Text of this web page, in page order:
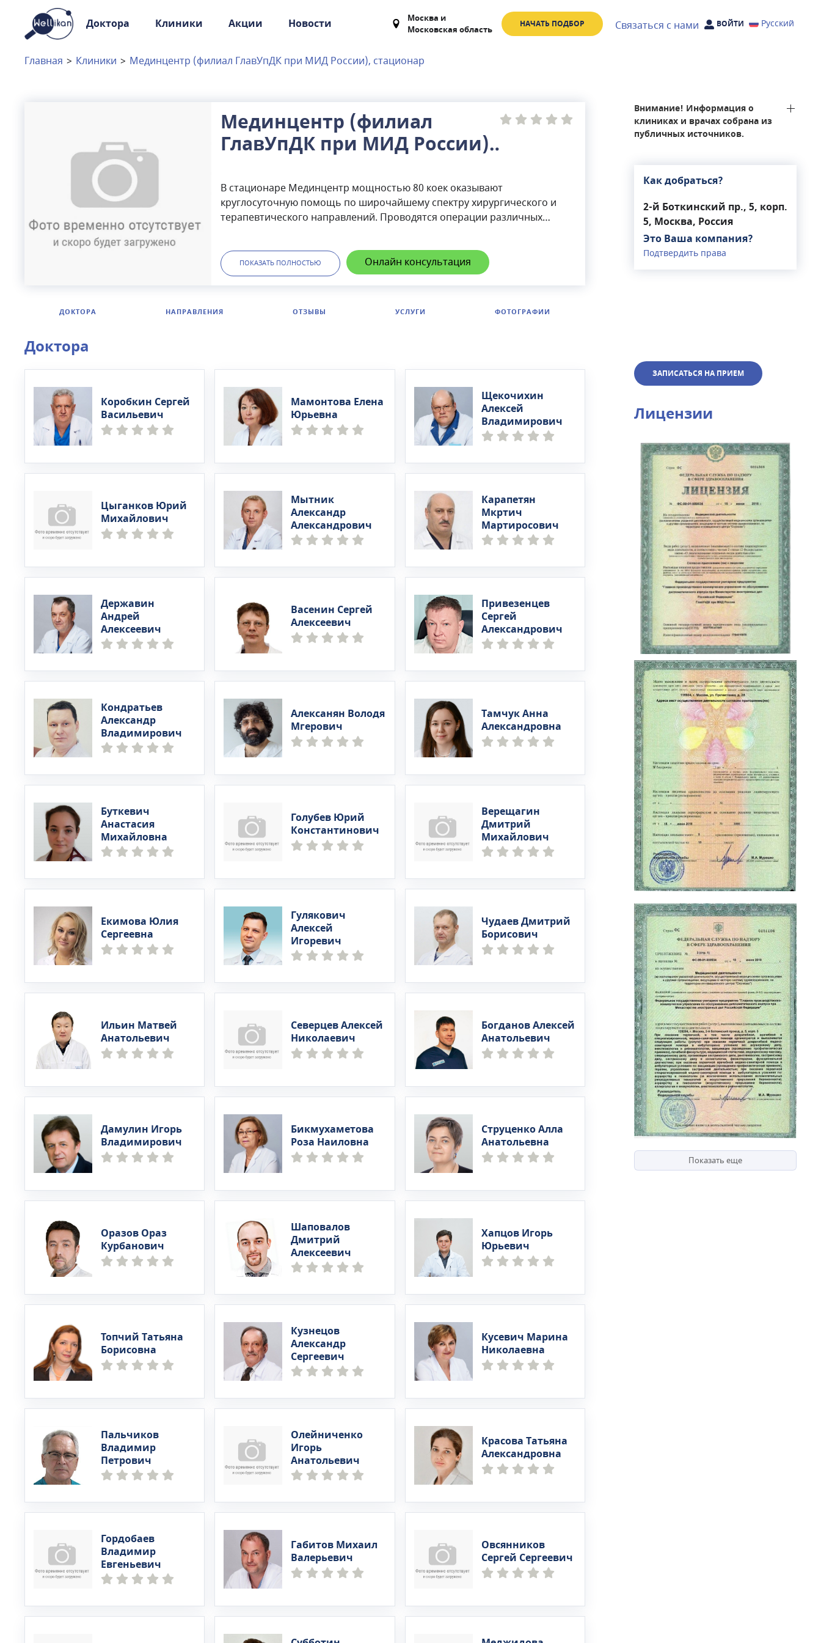
Доктора Клиники Акции Новости Москва и
Московская область
НАЧАТЬ ПОДБОР Связаться с нами ВОЙТИ Русский
Доктора
Клиники
Московская область
Главная > Клиники > Мединцентр (филиал ГлавУпДК при МИД России), стационар
Мединцентр (филиал
ГлавУпДК при МИД России),
В стационаре Мединцентр мощностью 80 коек оказывают
круглосуточную помощь по широчайшему спектру хирургического и
терапевтического направлений. Проводятся операции различных
урологического, гинекологического, офтальмологического,
отоларингологического, травматолого-ортопедического профилей.
Возможно проведение диагностических обследований под седацией.На
ПОКАЗАТЬ ПОЛНОСТЬЮ Онлайн консультация
ДОКТОРА НАПРАВЛЕНИЯ ОТЗЫВЫ УСЛУГИ ФОТОГРАФИИ
Доктора
Коробкин Сергей
Васильевич
Мамонтова Елена
Юрьевна
Щекочихин
Алексей
Владимирович
Цыганков Юрий
Михайлович
Мытник
Александр
Александрович
Карапетян
Мкртич
Мартиросович
Державин
Андрей
Алексеевич
Васенин Сергей
Алексеевич
Привезенцев
Сергей
Александрович
Кондратьев
Александр
Владимирович
Алексанян Володя
Мгерович
Тамчук Анна
Александровна
Буткевич
Анастасия
Михайловна
Голубев Юрий
Константинович
Верещагин
Дмитрий
Михайлович
Екимова Юлия
Сергеевна
Гулякович
Алексей
Игоревич
Чудаев Дмитрий
Борисович
Ильин Матвей
Анатольевич
Северцев Алексей
Николаевич
Богданов Алексей
Анатольевич
Дамулин Игорь
Владимирович
Бикмухаметова
Роза Наиловна
Струценко Алла
Анатольевна
Оразов Ораз
Курбанович
Шаповалов
Дмитрий
Алексеевич
Хапцов Игорь
Юрьевич
Топчий Татьяна
Борисовна
Кузнецов
Александр
Сергеевич
Кусевич Марина
Николаевна
Пальчиков
Владимир
Петрович
Олейниченко
Игорь
Анатольевич
Красова Татьяна
Александровна
Гордобаев
Владимир
Евгеньевич
Габитов Михаил
Валерьевич
Овсянников
Сергей Сергеевич
Внимание! Информация о
клиниках и врачах собрана из
публичных источников.
Как добраться?
2-й Боткинский пр., 5, корп.
5, Москва, Россия
Это Ваша компания?
Подтвердить права
ЗАПИСАТЬСЯ НА ПРИЕМ
Лицензии
Показать еще